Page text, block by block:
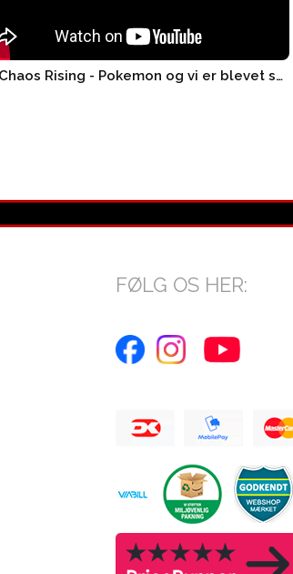
3x Chaos Rising - Pokemon og vi er blevet smidt ud! - Pand..
FØLG OS HER: